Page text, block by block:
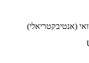
(אנטיבקטריאלי)